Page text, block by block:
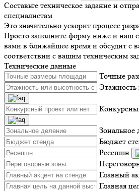
Составьте техническое задание и
специалистам
Это значительно ускорит процесс
Просто заполните форму ниже и наш
вами в ближайшее время и обсудит с
соответствии с вашим техническим
Технические данные
Точные
Этажность
Зональное
Бюджет
Ресепшн
Главный
Главная